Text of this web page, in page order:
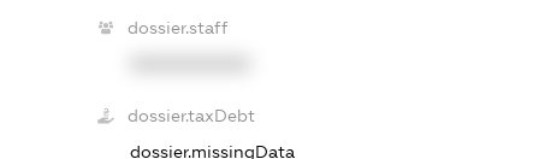
dossier.staff
dossier.taxDebt
dossier.missingData